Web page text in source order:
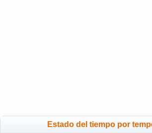
Estado del tiempo por